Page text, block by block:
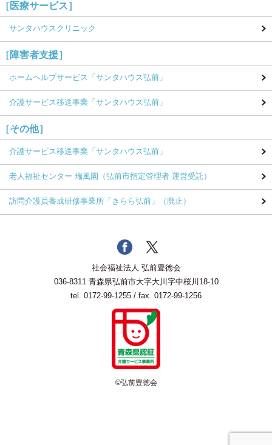
［医療サービス］
サンタハウスクリニック
［障害者支援］
ホームヘルプサービス 「サンタハウス弘前」
介護サービス移送事業 「サンタハウス弘前」
［その他］
介護サービス移送事業 「サンタハウス弘前」
老人福祉センター 瑞風園 （弘前市指定管理者 運営受託）
訪問介護員養成研修事業所 「きらら弘前」（廃止）
社会福祉法人 弘前豊徳会
036-8311 青森県弘前市大字大川字中桜川18-10
tel. 0172-99-1255 / fax. 0172-99-1256
©弘前豊徳会